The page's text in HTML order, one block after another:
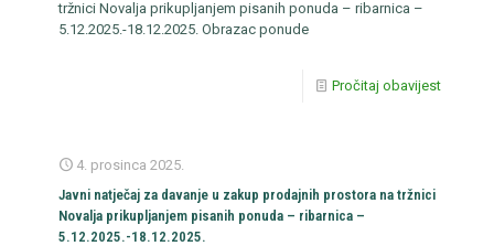
tržnici Novalja prikupljanjem pisanih ponuda – ribarnica –
5.12.2025.-18.12.2025. Obrazac ponude
Pročitaj obavijest
4. prosinca 2025.
Javni natječaj za davanje u zakup prodajnih prostora na tržnici
Novalja prikupljanjem pisanih ponuda – ribarnica –
5.12.2025.-18.12.2025.